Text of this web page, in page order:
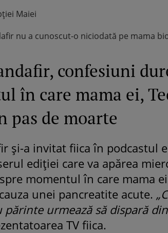
Maiei
nu a cunoscut-o niciodată pe mama
confesiuni
în care mama ei,
pas de moarte
și-a invitat fiica în podcastul
ediției care va apărea
momentul în care mama
unei pancreatite acute.
urmează să dispară din
TV fiica.